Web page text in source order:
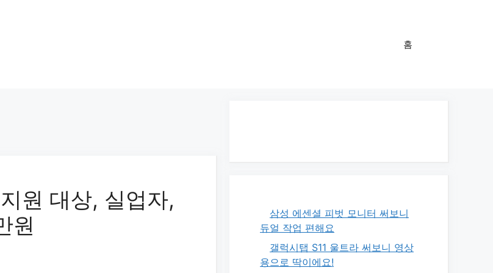
홈
원 대상, 실업자,
원
삼성 에센셜 피벗 모니터 써보니
듀얼 작업 편해요
갤럭시탭 S11 울트라 써보니 영상
용으로 딱이에요!